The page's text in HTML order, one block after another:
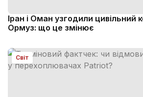
Іран і Оман узгодили цивільний
Ормуз: що це змінює
Світ